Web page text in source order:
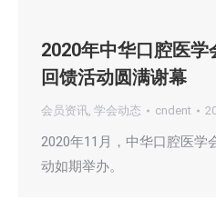
2020年中华口腔医学
回馈活动圆满谢幕
会员资讯, 学会动态 cndent
2020年11月，中华口腔医学
动如期举办。